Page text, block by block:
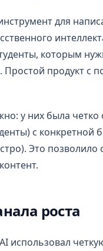
для
которым
Простой продукт с
у них была четко
с конкретной
Это позволило
роста
использовал